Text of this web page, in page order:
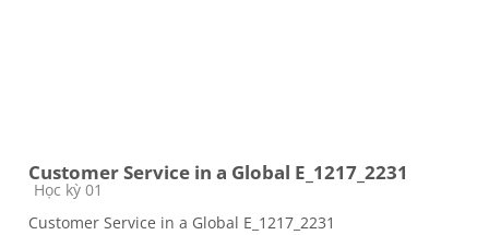
Customer Service in a Global E_1217_2231
Course category
Học kỳ 01
Customer Service in a Global E_1217_2231